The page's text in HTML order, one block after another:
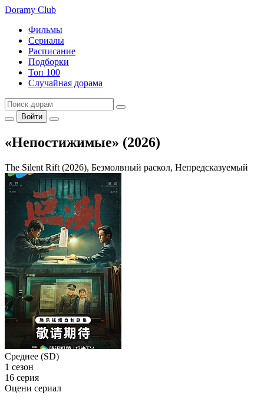
Doramy Club
Фильмы
Сериалы
Расписание
Подборки
Топ 100
Случайная дорама
Войти
«Непостижимые» (2026)
The Silent Rift (2026), Безмолвный раскол, Непредсказуемый
Среднее (SD)
1 сезон
16 серия
Оцени сериал